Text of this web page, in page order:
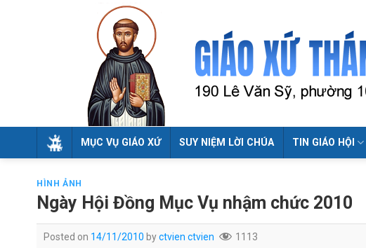
MỤC VỤ GIÁO XỨ SUY NIỆM LỜI CHÚA TIN GIÁO HỘI
HÌNH ẢNH
Ngày Hội Đồng Mục Vụ nhậm chức 2010
Posted on 14/11/2010 byctvien ctvien 1113